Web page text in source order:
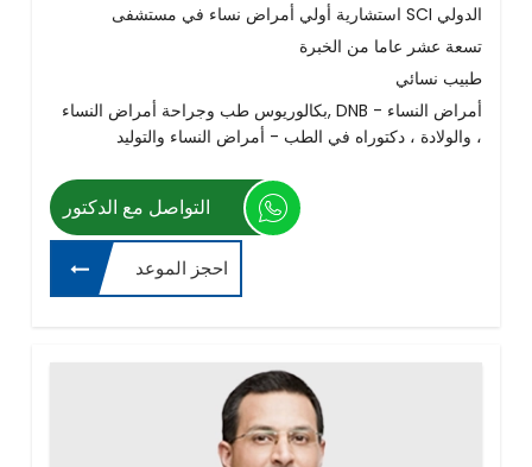
استشارية أولي أمراض نساء في مستشفى SCI الدولي
تسعة عشر عاما من الخبرة
طبيب نسائي
بكالوريوس طب وجراحة أمراض النساء, DNB - أمراض النساء
والولادة ، دكتوراه في الطب - أمراض النساء والتوليد ،
التواصل مع الدكتور
احجز الموعد